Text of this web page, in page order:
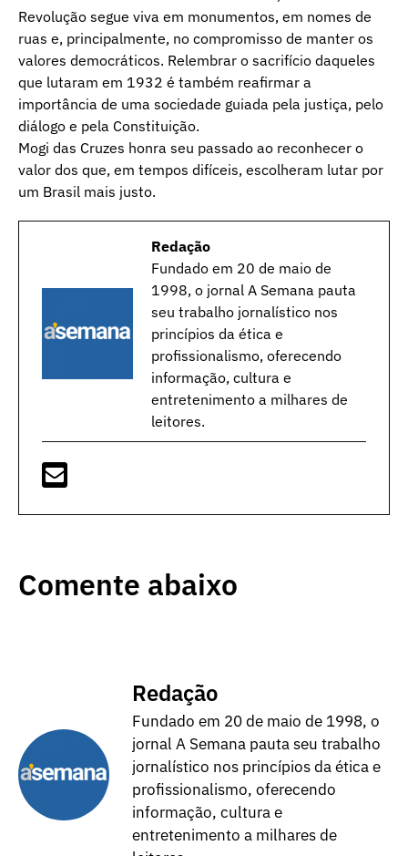
Revolução segue viva em monumentos, em nomes de
ruas e, principalmente, no compromisso de manter os
valores democráticos. Relembrar o sacrifício daqueles
que lutaram em 1932 é também reafirmar a
importância de uma sociedade guiada pela justiça, pelo
diálogo e pela Constituição.
Mogi das Cruzes honra seu passado ao reconhecer o
valor dos que, em tempos difíceis, escolheram lutar por
um Brasil mais justo.
Redação
Fundado em 20 de maio de
1998, o jornal A Semana pauta
seu trabalho jornalístico nos
princípios da ética e
profissionalismo, oferecendo
informação, cultura e
entretenimento a milhares de
leitores.
Comente abaixo
Redação
Fundado em 20 de maio de 1998, o
jornal A Semana pauta seu trabalho
jornalístico nos princípios da ética e
profissionalismo, oferecendo
informação, cultura e
entretenimento a milhares de